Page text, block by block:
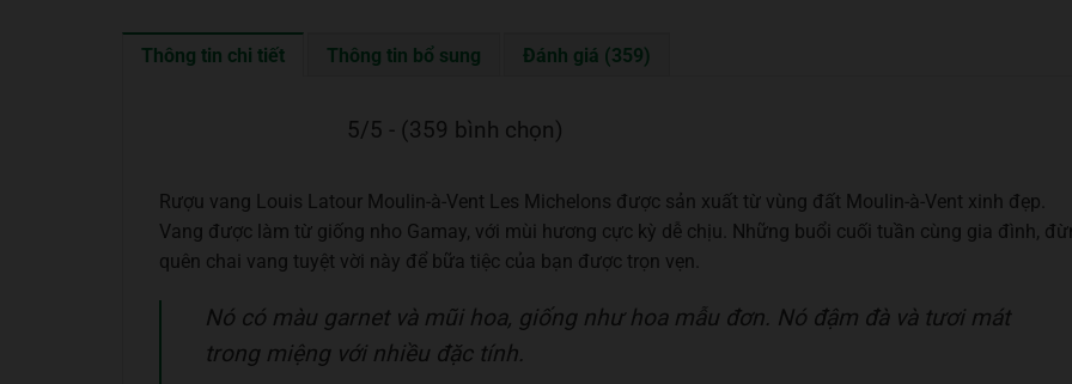
Thông tin chi tiết Thông tin bổ sung Đánh giá (359)
5/5 - (359 bình chọn)
Rượu vang Louis Latour Moulin-à-Vent Les Michelons được sản xuất từ vùng đất Moulin-à-Vent xinh đẹp.
Vang được làm từ giống nho Gamay, với mùi hương cực kỳ dễ chịu. Những buổi cuối tuần cùng gia đình,
quên chai vang tuyệt vời này để bữa tiệc của bạn được trọn vẹn.
Nó có màu garnet và mũi hoa, giống như hoa mẫu đơn. Nó đậm đà và tươi mát
trong miệng với nhiều đặc tính.